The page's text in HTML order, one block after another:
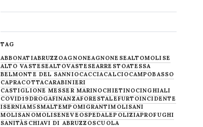
TAG
ABBONATIABRUZZOAGNONEAGNONESEALTOMOLISE
ALTO VASTESEALTOVASTESEARRESTOATESSA
BELMONTE DEL SANNIOCACCIACALCIOCAMPOBASSO
CAPRACOTTACARABINIERI
CASTIGLIONE MESSER MARINOCHIETINOCINGHIALI
COVID19DROGAFINANZAFORESTALEFURTOINCIDENTE
ISERNIAM5SMALTEMPOMIGRANTIMOLISANI
MOLISANOMOLISENEVE OSPEDALEPOLIZIAPROFUGHI
SANITÀSCHIAVI DI ABRUZZOSCUOLA